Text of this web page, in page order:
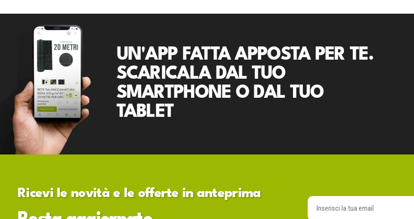
UN'APP FATTA APPOSTA PER TE.
SCARICALA DAL TUO
SMARTPHONE O DAL TUO
TABLET
Ricevi le novità e le offerte in anteprima